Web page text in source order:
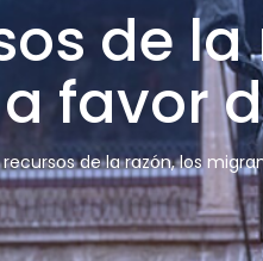
de
favor
de la razón, los